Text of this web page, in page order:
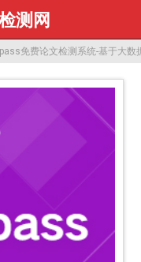
测网
免费论文检测系统-基于大数